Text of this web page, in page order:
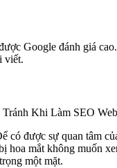
Google đánh giá
viết.
được sự quan tâm
mắt không muốn
một mặt.